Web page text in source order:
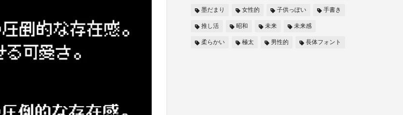
墨だまり 女性的 子供っぽい 手書き
推し活 昭和 未来 未来感
柔らかい 極太 男性的 長体フォント